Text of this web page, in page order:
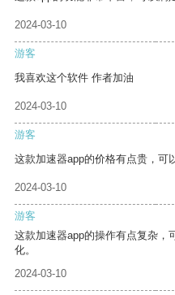
2024-03-10
游客
我喜欢这个软件 作者加油
2024-03-10
游客
这款加速器app的价格有点贵，可
2024-03-10
游客
这款加速器app的操作有点复杂，
化。
2024-03-10